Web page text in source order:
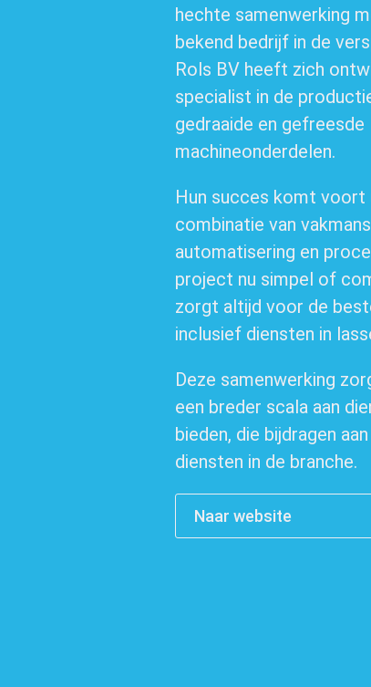
hechte samenwerking
bekend bedrijf in de
Rols BV heeft zich
specialist in de
gedraaide en gefreesde
machineonderdelen.
Hun succes komt voort
combinatie van
automatisering en
project nu simpel of
zorgt altijd voor de
inclusief diensten in
Deze samenwerking
een breder scala aan
bieden, die bijdragen
diensten in de branche.
Naar website